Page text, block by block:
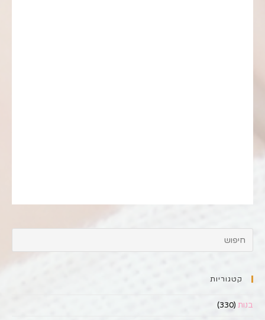
קטגוריות
בנות (330)